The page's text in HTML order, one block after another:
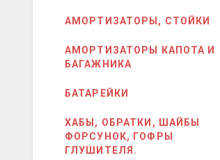
АМОРТИЗАТОРЫ, СТОЙКИ
АМОРТИЗАТОРЫ КАПОТА И
БАГАЖНИКА
БАТАРЕЙКИ
ХАБЫ, ОБРАТКИ, ШАЙБЫ
ФОРСУНОК, ГОФРЫ
ГЛУШИТЕЛЯ.